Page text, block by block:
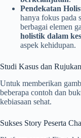
Pendekatan
hanya fokus pada
berbagai elemen
holistik dalam
aspek kehidupan.
Studi Kasus dan
Untuk memberikan
beberapa contoh dan
kebiasaan sehat.
Sukses Story Peserta